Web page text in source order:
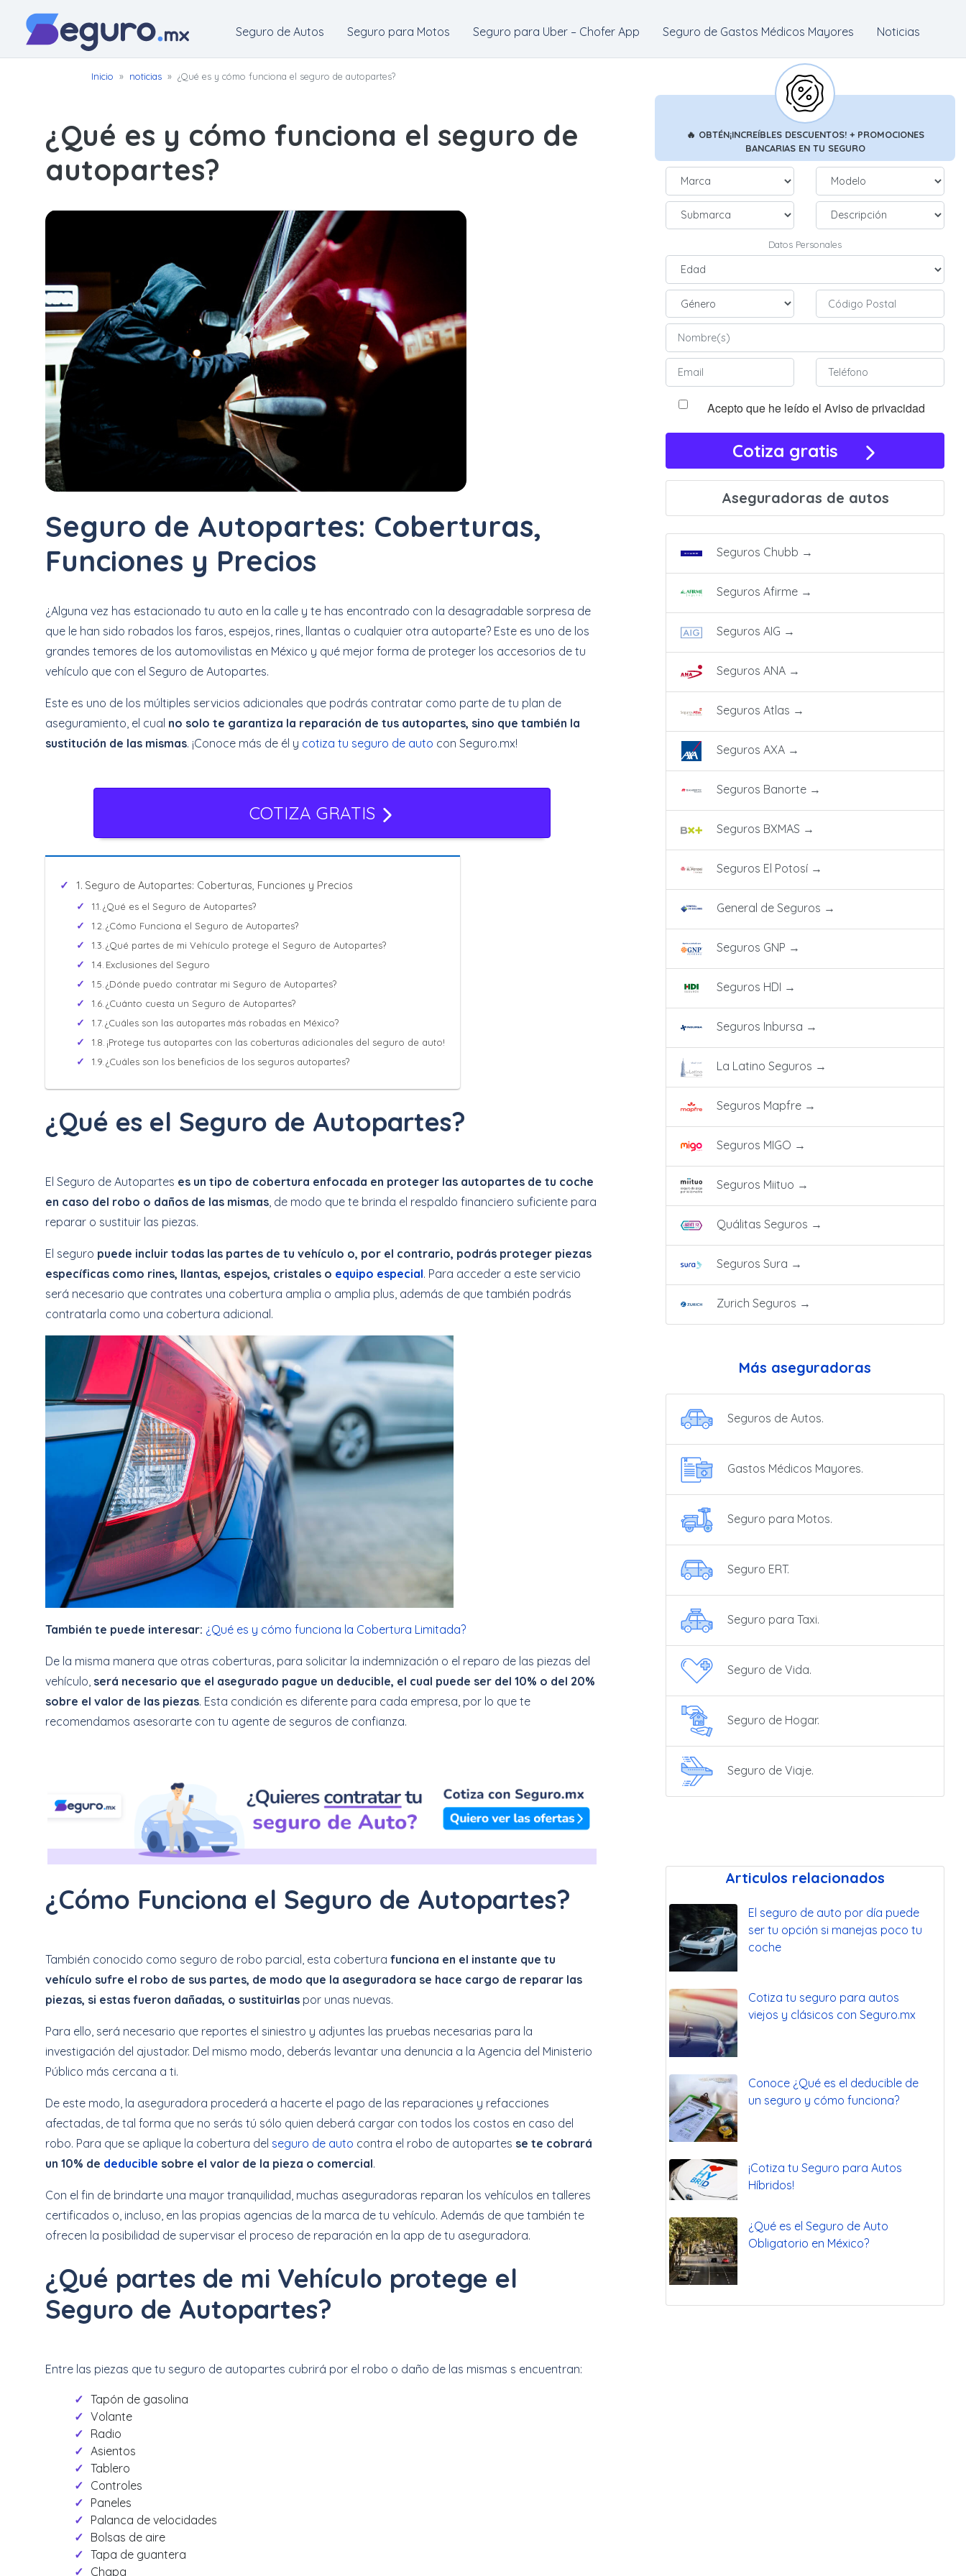
Seguro de Autos Seguro para Motos Seguro para Uber – Chofer App Seguro de Gastos Médicos Mayores Noticias
Autos
Seguro
para
Motos
Seguro
para
Uber
Chofer
App
Seguro
de
Médicos
Mayores
Inicio » noticias » ¿Qué es y cómo funciona el seguro de autopartes?
¿Qué es y cómo funciona el seguro de
autopartes?
Seguro de Autopartes: Coberturas,
Funciones y Precios
¿Alguna vez has estacionado tu auto en la calle y te has encontrado con la desagradable sorpresa de
que le han sido robados los faros, espejos, rines, llantas o cualquier otra autoparte? Este es uno de los
grandes temores de los automovilistas en México y qué mejor forma de proteger los accesorios de tu
vehículo que con el Seguro de Autopartes.
Este es uno de los múltiples servicios adicionales que podrás contratar como parte de tu plan de
aseguramiento, el cual no solo te garantiza la reparación de tus autopartes, sino que también la
sustitución de las mismas. ¡Conoce más de él y cotiza tu seguro de auto con Seguro.mx!
COTIZA GRATIS
Seguro de Autopartes: Coberturas, Funciones y Precios
¿Qué es el Seguro de Autopartes?
¿Cómo Funciona el Seguro de Autopartes?
¿Qué partes de mi Vehículo protege el Seguro de Autopartes?
Exclusiones del Seguro
¿Dónde puedo contratar mi Seguro de Autopartes?
¿Cuánto cuesta un Seguro de Autopartes?
¿Cuáles son las autopartes más robadas en México?
¡Protege tus autopartes con las coberturas adicionales del seguro de auto!
¿Cuáles son los beneficios de los seguros autopartes?
¿Qué es el Seguro de Autopartes?
El Seguro de Autopartes es un tipo de cobertura enfocada en proteger las autopartes de tu coche
en caso del robo o daños de las mismas, de modo que te brinda el respaldo financiero suficiente para
reparar o sustituir las piezas.
El seguro puede incluir todas las partes de tu vehículo o, por el contrario, podrás proteger piezas
específicas como rines, llantas, espejos, cristales o equipo especial. Para acceder a este servicio
será necesario que contrates una cobertura amplia o amplia plus, además de que también podrás
contratarla como una cobertura adicional.
También te puede interesar: ¿Qué es y cómo funciona la Cobertura Limitada?
De la misma manera que otras coberturas, para solicitar la indemnización o el reparo de las piezas del
vehículo, será necesario que el asegurado pague un deducible, el cual puede ser del 10% o del 20%
sobre el valor de las piezas. Esta condición es diferente para cada empresa, por lo que te
recomendamos asesorarte con tu agente de seguros de confianza.
¿Cómo Funciona el Seguro de Autopartes?
También conocido como seguro de robo parcial, esta cobertura funciona en el instante que tu
vehículo sufre el robo de sus partes, de modo que la aseguradora se hace cargo de reparar las
piezas, si estas fueron dañadas, o sustituirlas por unas nuevas.
Para ello, será necesario que reportes el siniestro y adjuntes las pruebas necesarias para la
investigación del ajustador. Del mismo modo, deberás levantar una denuncia a la Agencia del Ministerio
Público más cercana a ti.
De este modo, la aseguradora procederá a hacerte el pago de las reparaciones y refacciones
afectadas, de tal forma que no serás tú sólo quien deberá cargar con todos los costos en caso del
robo. Para que se aplique la cobertura del seguro de auto contra el robo de autopartes se te cobrará
un 10% de deducible sobre el valor de la pieza o comercial.
Con el fin de brindarte una mayor tranquilidad, muchas aseguradoras reparan los vehículos en talleres
certificados o, incluso, en las propias agencias de la marca de tu vehículo. Además de que también te
ofrecen la posibilidad de supervisar el proceso de reparación en la app de tu aseguradora.
¿Qué partes de mi Vehículo protege el
Seguro de Autopartes?
Entre las piezas que tu seguro de autopartes cubrirá por el robo o daño de las mismas s encuentran:
Tapón de gasolina
Volante
Radio
Asientos
Tablero
Controles
Paneles
Palanca de velocidades
Bolsas de aire
Tapa de guantera
Chapa
🔥 OBTÉN¡INCREÍBLES DESCUENTOS! + PROMOCIONES
BANCARIAS EN TU SEGURO
Datos Personales
Acepto que he leído el Aviso de privacidad
Cotiza gratis
Aseguradoras de autos
Seguros Chubb →
Seguros Afirme →
Seguros AIG →
Seguros ANA →
Seguros Atlas →
Seguros AXA →
Seguros Banorte →
Seguros BXMAS →
Seguros El Potosí →
General de Seguros →
Seguros GNP →
Seguros HDI →
Seguros Inbursa →
La Latino Seguros →
Seguros Mapfre →
Seguros MIGO →
Seguros Miituo →
Quálitas Seguros →
Seguros Sura →
Zurich Seguros →
Más aseguradoras
Seguros de Autos.
Gastos Médicos Mayores.
Seguro para Motos.
Seguro ERT.
Seguro para Taxi.
Seguro de Vida.
Seguro de Hogar.
Seguro de Viaje.
Articulos relacionados
El seguro de auto por día puede
ser tu opción si manejas poco tu
coche
Cotiza tu seguro para autos
viejos y clásicos con Seguro.mx
Conoce ¿Qué es el deducible de
un seguro y cómo funciona?
¡Cotiza tu Seguro para Autos
Híbridos!
¿Qué es el Seguro de Auto
Obligatorio en México?